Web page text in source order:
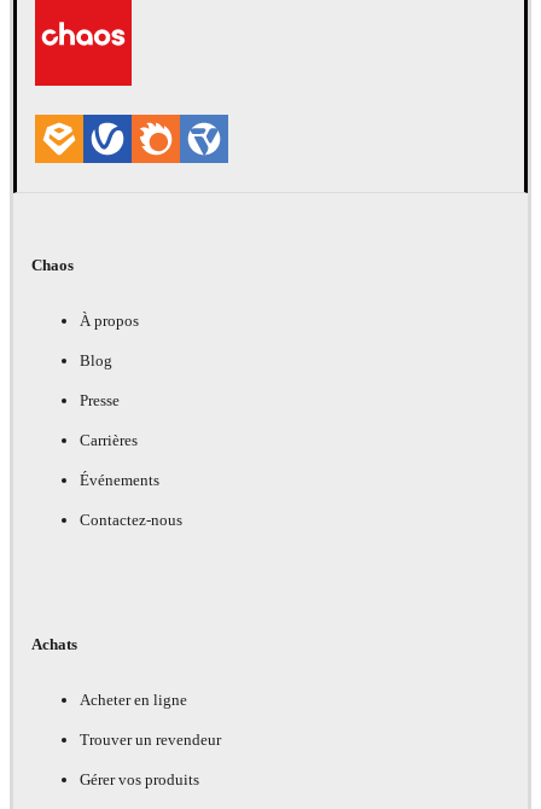
Chaos
À propos
Blog
Presse
Carrières
Événements
Contactez-nous
Achats
Acheter en ligne
Trouver un revendeur
Gérer vos produits